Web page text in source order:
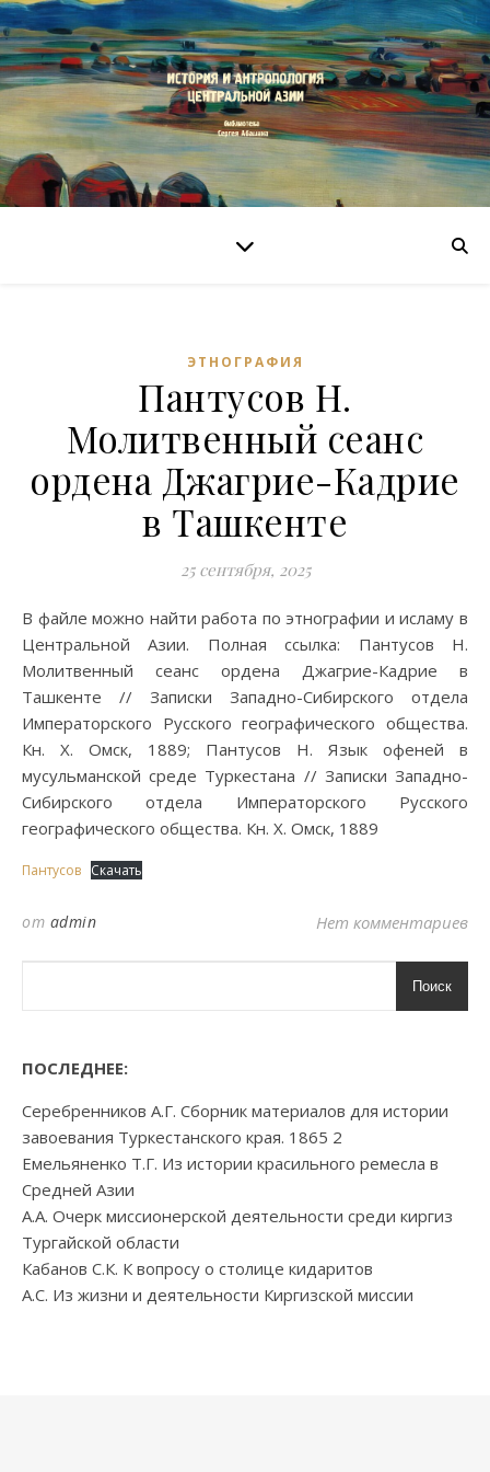
ЭТНОГРАФИЯ
Пантусов Н.
Молитвенный сеанс
ордена Джагрие-Кадрие
в Ташкенте
25 сентября, 2025
В файле можно найти работа по этнографии и исламу в
Центральной Азии. Полная ссылка: Пантусов Н.
Молитвенный сеанс ордена Джагрие-Кадрие в
Ташкенте // Записки Западно-Сибирского отдела
Императорского Русского географического общества.
Кн. X. Омск, 1889; Пантусов Н. Язык офеней в
мусульманской среде Туркестана // Записки Западно-
Сибирского отдела Императорского Русского
географического общества. Кн. X. Омск, 1889
Пантусов Скачать
от admin Нет комментариев
Поиск
ПОСЛЕДНЕЕ:
Серебренников А.Г. Сборник материалов для истории
завоевания Туркестанского края. 1865 2
Емельяненко Т.Г. Из истории красильного ремесла в
Средней Азии
А.А. Очерк миссионерской деятельности среди киргиз
Тургайской области
Кабанов С.К. К вопросу о столице кидаритов
А.С. Из жизни и деятельности Киргизской миссии